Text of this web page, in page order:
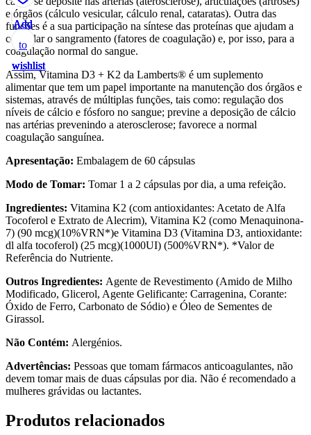
e órgãos (cálculo vesicular, cálculo renal, cataratas). Outra das
funções é a sua participação na síntese das proteínas que ajudam a
controlar o sangramento (fatores de coagulação) e, por isso, para a
coagulação normal do sangue.
Assim, Vitamina D3 + K2 da Lamberts® é um suplemento
alimentar que tem um papel importante na manutenção dos órgãos e
sistemas, através de múltiplas funções, tais como: regulação dos
níveis de cálcio e fósforo no sangue; previne a deposição de cálcio
nas artérias prevenindo a aterosclerose; favorece a normal
coagulação sanguínea.
Apresentação: Embalagem de 60 cápsulas
Modo de Tomar: Tomar 1 a 2 cápsulas por dia, a uma refeição.
Ingredientes: Vitamina K2 (com antioxidantes: Acetato de Alfa
Tocoferol e Extrato de Alecrim), Vitamina K2 (como Menaquinona-
7) (90 mcg)(10%VRN*)e Vitamina D3 (Vitamina D3, antioxidante:
dl alfa tocoferol) (25 mcg)(1000UI) (500%VRN*). *Valor de
Referência do Nutriente.
Outros Ingredientes: Agente de Revestimento (Amido de Milho
Modificado, Glicerol, Agente Gelificante: Carragenina, Corante:
Óxido de Ferro, Carbonato de Sódio) e Óleo de Sementes de
Girassol.
Não Contém: Alergénios.
Advertências: Pessoas que tomam fármacos anticoagulantes, não
devem tomar mais de duas cápsulas por dia. Não é recomendado a
mulheres grávidas ou lactantes.
Produtos relacionados
Add
to
wishlist
Add
to
wishlist
Add
to
wishlist
Add
to
wishlist
Add
to
wishlist